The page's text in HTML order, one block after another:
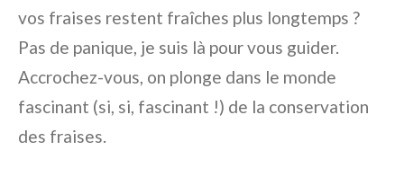
vos fraises restent fraîches plus longtemps ?
Pas de panique, je suis là pour vous guider.
Accrochez-vous, on plonge dans le monde
fascinant (si, si, fascinant !) de la conservation
des fraises.